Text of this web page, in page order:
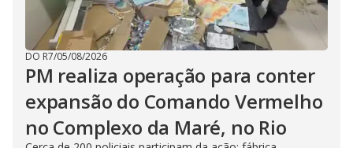
DO R7/05/08/2026
PM realiza operação para conter
expansão do Comando Vermelho
no Complexo da Maré, no Rio